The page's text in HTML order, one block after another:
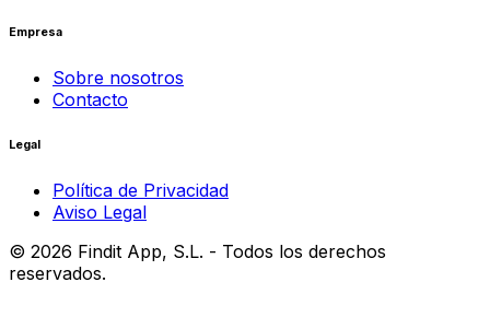
Empresa
Sobre nosotros
Contacto
Legal
Política de Privacidad
Aviso Legal
© 2026 Findit App, S.L. - Todos los derechos
reservados.